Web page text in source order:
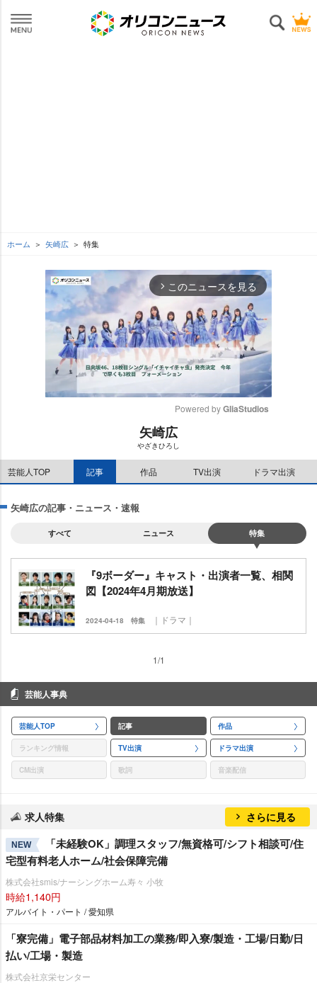
ホーム 矢崎広 特集
arrow_forward_ios このニュースを見る
Powered by GliaStudios
矢崎広
ざきひろし
芸能人TOP 記事 作品 TV出演 ドラマ出演
矢崎広の記事・ニュース・速報
すべて ニュース 特集
『9ボーダー』キャスト・出演者一覧、相関
図【2024年4月期放送】
2024-04-18 特集 ｜ドラマ｜
1/1
芸能人事典
芸能人TOP 記事 作品
ランキング情報 TV出演 ドラマ出演
CM出演 歌詞 音楽配信
求人特集 さらに見る
NEW
「未経験OK」調理スタッフ/無資格可/シフト相談可/住
宅型有料老人ホーム/社会保障完備
株式会社smis/ナーシングホーム寿々 小牧
時給1,140円
アルバイト・パート / 愛知県
「寮完備」電子部品材料加工の業務/即入寮/製造・工場/日勤/日
払い/工場・製造
株式会社京栄センター